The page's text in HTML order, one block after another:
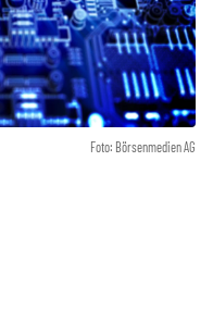
Foto: Börsenmedien AG